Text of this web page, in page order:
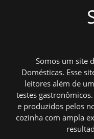
Somos um site
Domésticas. Esse
leitores além de
testes
e produzidos pelos
cozinha com ampla